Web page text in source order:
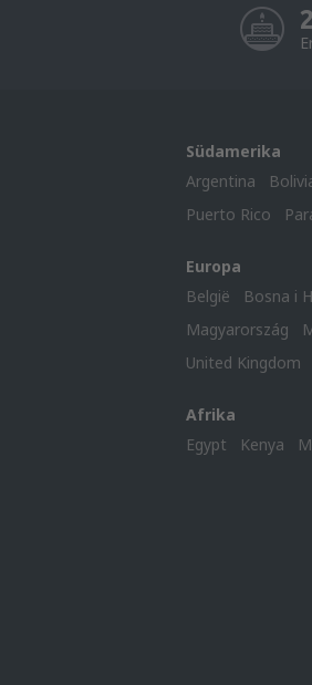
Südamerika
Argentina
Puerto Rico
Europa
België
Bosna i
Magyarország
United Kingdom
Afrika
Egypt
Kenya